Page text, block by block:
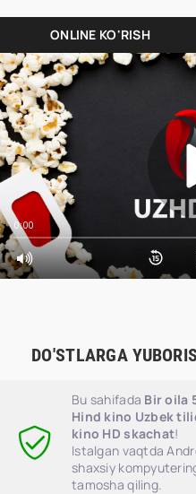
ONLINE KO'RISH
0:00
DO'STLARGA
Bu sahifada Bir oila
Hind kino Uzbek
kino HD skachat!
Istalgan vaqtda
shaxsiy
tamosha qiling.